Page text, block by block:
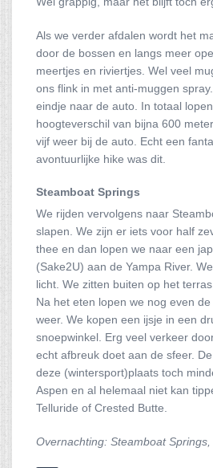
Als we verder afdalen wordt het
door de bossen en langs meer
meertjes en riviertjes. Wel veel
ons flink in met anti-muggen
eindje naar de auto. In totaal
hoogteverschil van bijna 600
vijf weer bij de auto. Echt een
avontuurlijke hike was dit.
Steamboat Springs
We rijden vervolgens naar
slapen. We zijn er iets voor half
thee en dan lopen we naar een
(Sake2U) aan de Yampa River.
licht. We zitten buiten op het
Na het eten lopen we nog even
weer. We kopen een ijsje in een
snoepwinkel. Erg veel verkeer
echt afbreuk doet aan de sfeer.
deze (wintersport)plaats toch
Aspen en al helemaal niet kan
Telluride of Crested Butte.
Overnachting: Steamboat